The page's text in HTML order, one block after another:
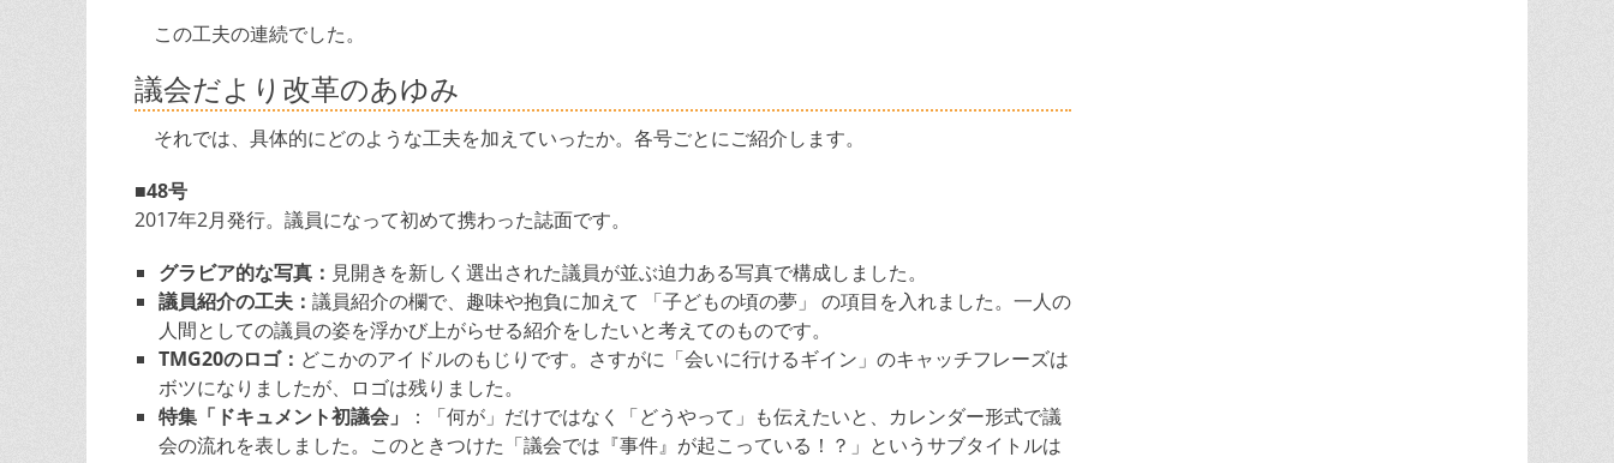
この工夫の連続でした。
議会だより改革のあゆみ
それでは、具体的にどのような工夫を加えていったか。各号ごとにご紹介します。
■48号
2017年2月発行。議員になって初めて携わった誌面です。
グラビア的な写真： 見開きを新しく選出された議員が並ぶ迫力ある写真で構成しました。
議員紹介の工夫： 議員紹介の欄で、趣味や抱負に加えて 「子どもの頃の夢」 の項目を入れました。一人の
人間としての議員の姿を浮かび上がらせる紹介をしたいと考えてのものです。
TMG20のロゴ： どこかのアイドルのもじりです。さすがに「会いに行けるギイン」のキャッチフレーズは
ボツになりましたが、ロゴは残りました。
特集「ドキュメント初議会」
：「何が」だけではなく「どうやって」も伝えたいと、カレンダー形式で議
会の流れを表しました。このときつけた「議会では『事件』が起こっている！？」というサブタイトルは